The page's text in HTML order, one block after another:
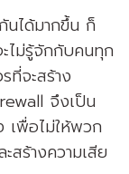
นได้มากขึ้น ก็
ะไม่รู้จักกับคนทุก
ที่จะสร้าง
จึงเป็น
เพื่อไม่ให้พวก
สร้างความเสีย